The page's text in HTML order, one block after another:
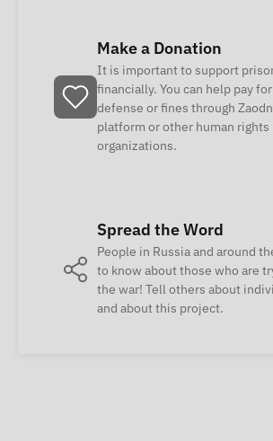
Make a Donation
It is important to support
financially. You can help pay
defense or fines through
platform or other human rights
organizations.
Spread the Word
People in Russia and around
to know about those who are
the war! Tell others about
and about this project.